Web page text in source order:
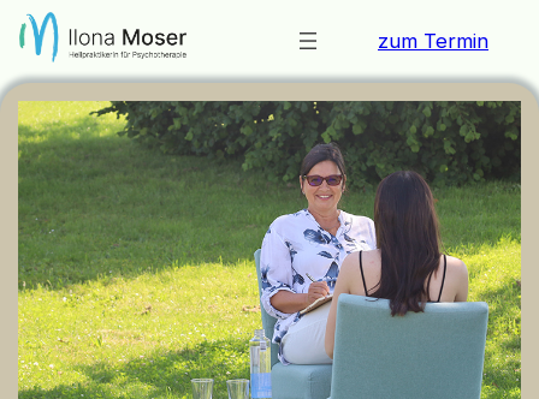
Zum
Inhalt
springen
zum Termin